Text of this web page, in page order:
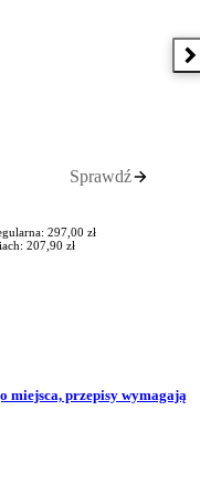
Sprawdź
297,00 zł
207,90 zł
miejsca, przepisy wymagają